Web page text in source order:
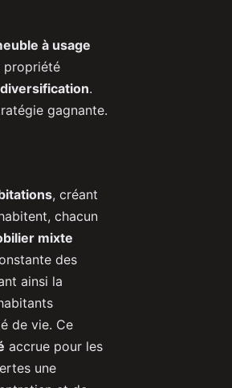
à usage
propriété
diversification.
gagnante.
, créant
chacun
mixte
des
ainsi la
de vie. Ce
accrue pour les
une